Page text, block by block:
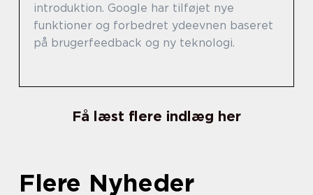
introduktion. Google har tilføjet nye
funktioner og forbedret ydeevnen baseret
på brugerfeedback og ny teknologi.
Få læst flere indlæg her
Flere Nyheder